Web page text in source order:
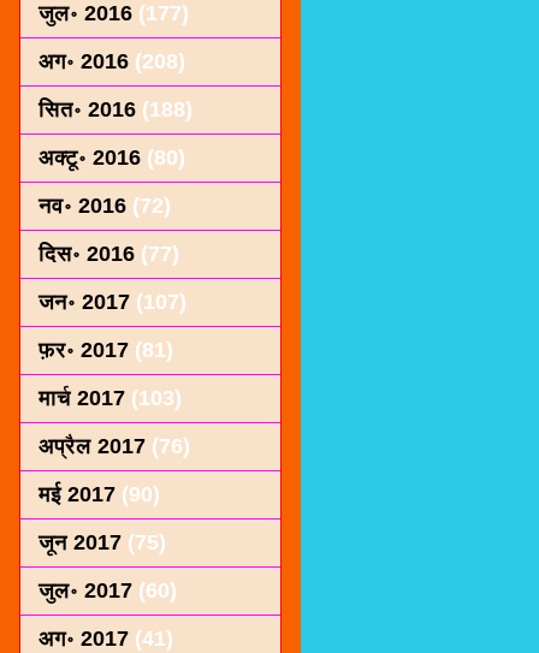
जुल॰ 2016 (177)
अग॰ 2016 (208)
सित॰ 2016 (188)
अक्टू॰ 2016 (80)
नव॰ 2016 (72)
दिस॰ 2016 (77)
जन॰ 2017 (107)
फ़र॰ 2017 (81)
मार्च 2017 (103)
अप्रैल 2017 (76)
मई 2017 (90)
जून 2017 (75)
जुल॰ 2017 (60)
अग॰ 2017 (41)